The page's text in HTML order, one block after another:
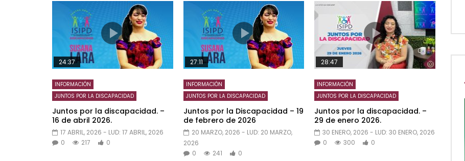
24:37
INFORMACIÓN
JUNTOS POR LA DISCAPACIDAD
Juntos por la discapacidad. –
16 de abril 2026.
17 ABRIL, 2026 - LUD: 17 ABRIL, 2026
0
217 0
27:11
INFORMACIÓN
JUNTOS POR LA DISCAPACIDAD
Juntos por la Discapacidad – 19
de febrero de 2026
20 MARZO, 2026 - LUD: 20 MARZO,
2026
0
241 0
28:47
INFORMACIÓN
JUNTOS POR LA DISCAPACIDAD
Juntos por la discapacidad. –
29 de enero 2026.
30 ENERO, 2026 - LUD:30 ENERO, 2026
0
300 0